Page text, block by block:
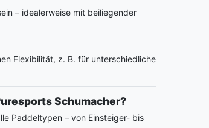
– idealerweise mit beiliegender
Flexibilität, z. B. für unterschiedliche
Schumacher?
Paddeltypen – von Einsteiger- bis